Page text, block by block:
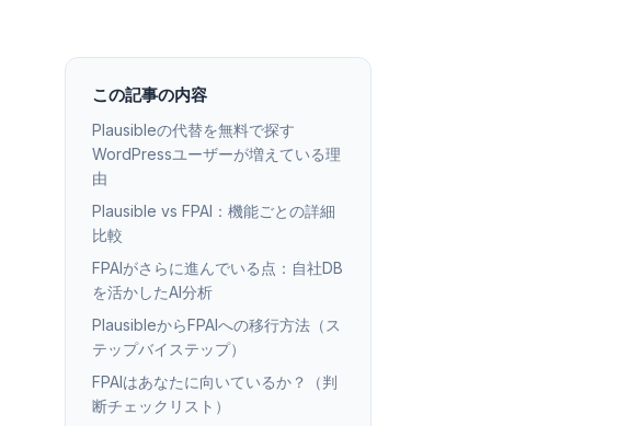
この記事の内容
Plausibleの代替を無料で探す
WordPressユーザーが増えている理
由
Plausible vs FPAI：機能ごとの詳細
比較
FPAIがさらに進んでいる点：自社DB
を活かしたAI分析
PlausibleからFPAIへの移行方法（ス
テップバイステップ）
FPAIはあなたに向いているか？（判
断チェックリスト）